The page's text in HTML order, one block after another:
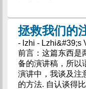
拯救我们的
- lzhi - Lzhi&#39;s
前言：这篇东西是
备的演讲稿，所以
演讲中，我谈及注
的方法. 自认谈得